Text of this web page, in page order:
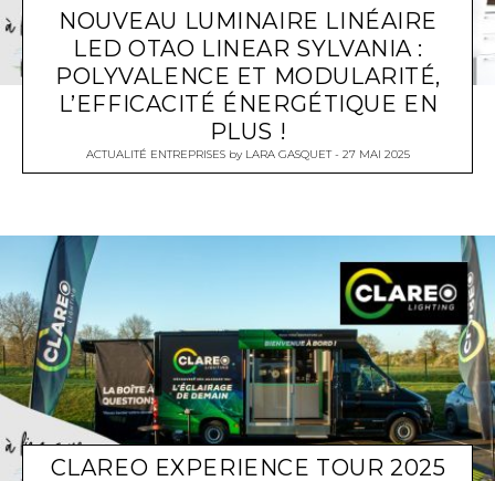
NOUVEAU LUMINAIRE LINÉAIRE
LED OTAO LINEAR SYLVANIA :
POLYVALENCE ET MODULARITÉ,
L’EFFICACITÉ ÉNERGÉTIQUE EN
PLUS !
ACTUALITÉ ENTREPRISES by LARA GASQUET 27 MAI 2025
CLAREO EXPERIENCE TOUR 2025